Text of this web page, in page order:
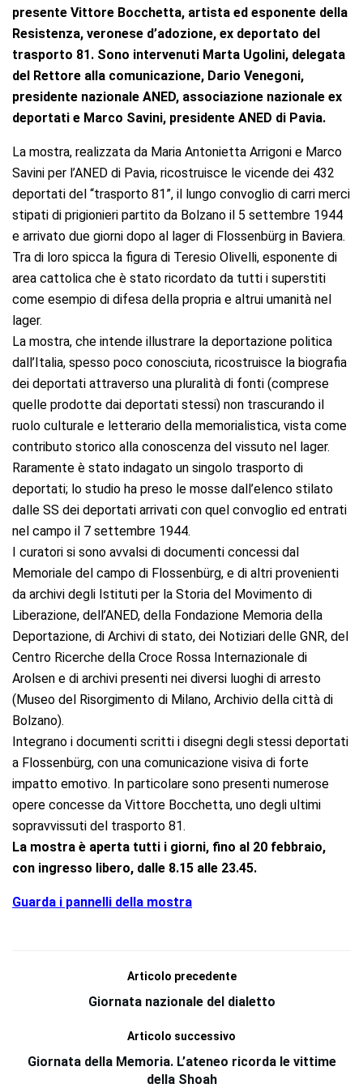
presente Vittore Bocchetta, artista ed esponente della
Resistenza, veronese d’adozione, ex deportato del
trasporto 81. Sono intervenuti Marta Ugolini, delegata
del Rettore alla comunicazione, Dario Venegoni,
presidente nazionale ANED, associazione nazionale ex
deportati e Marco Savini, presidente ANED di Pavia.
La mostra, realizzata da Maria Antonietta Arrigoni e Marco
Savini per l’ANED di Pavia, ricostruisce le vicende dei 432
deportati del “trasporto 81”, il lungo convoglio di carri merci
stipati di prigionieri partito da Bolzano il 5 settembre 1944
e arrivato due giorni dopo al lager di Flossenbürg in Baviera.
Tra di loro spicca la figura di Teresio Olivelli, esponente di
area cattolica che è stato ricordato da tutti i superstiti
come esempio di difesa della propria e altrui umanità nel
lager.
La mostra, che intende illustrare la deportazione politica
dall’Italia, spesso poco conosciuta, ricostruisce la biografia
dei deportati attraverso una pluralità di fonti (comprese
quelle prodotte dai deportati stessi) non trascurando il
ruolo culturale e letterario della memorialistica, vista come
contributo storico alla conoscenza del vissuto nel lager.
Raramente è stato indagato un singolo trasporto di
deportati; lo studio ha preso le mosse dall’elenco stilato
dalle SS dei deportati arrivati con quel convoglio ed entrati
nel campo il 7 settembre 1944.
I curatori si sono avvalsi di documenti concessi dal
Memoriale del campo di Flossenbürg, e di altri provenienti
da archivi degli Istituti per la Storia del Movimento di
Liberazione, dell’ANED, della Fondazione Memoria della
Deportazione, di Archivi di stato, dei Notiziari delle GNR, del
Centro Ricerche della Croce Rossa Internazionale di
Arolsen e di archivi presenti nei diversi luoghi di arresto
(Museo del Risorgimento di Milano, Archivio della città di
Bolzano).
Integrano i documenti scritti i disegni degli stessi deportati
a Flossenbürg, con una comunicazione visiva di forte
impatto emotivo. In particolare sono presenti numerose
opere concesse da Vittore Bocchetta, uno degli ultimi
sopravvissuti del trasporto 81.
La mostra è aperta tutti i giorni, fino al 20 febbraio,
con ingresso libero, dalle 8.15 alle 23.45.
Guarda i pannelli della mostra
Articolo precedente
Giornata nazionale del dialetto
Articolo successivo
Giornata della Memoria. L’ateneo ricorda le vittime
della Shoah